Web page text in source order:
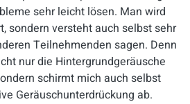
sehr leicht lösen. Man wird
sondern versteht auch selbst sehr
Teilnehmenden sagen. Denn
nur die Hintergrundgeräusche
schirmt mich auch selbst
Geräuschunterdrückung ab.